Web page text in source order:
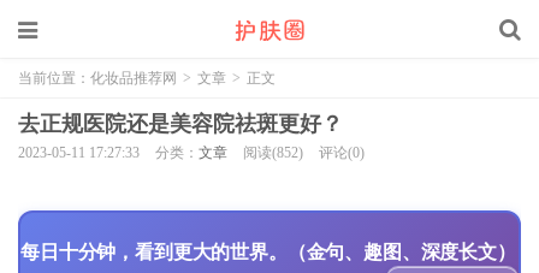
当前位置： 化妆品推荐网 > 文章 > 正文
去正规医院还是美容院祛斑更好？
2023-05-11 17:27:33 分类： 文章 阅读(852) 评论(0)
每日十分钟，看到更大的世界。（金句、趣图、深度长文）